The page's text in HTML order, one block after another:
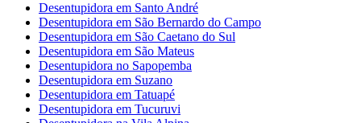
Desentupidora em Santo André
Desentupidora em São Bernardo do Campo
Desentupidora em São Caetano do Sul
Desentupidora em São Mateus
Desentupidora no Sapopemba
Desentupidora em Suzano
Desentupidora em Tatuapé
Desentupidora em Tucuruvi